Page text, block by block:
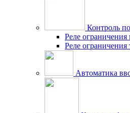
Контроль
Реле
Реле ограничения
Автоматика